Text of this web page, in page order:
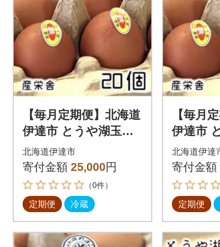
【毎月定期便】北海道
伊達市 とうや湖玉子
鉄 20個 入り全3回
北海道伊達市
寄付金額 25,000円
（0件）
定期便 冷蔵
【毎月
伊達市
鉄 20個
北海道伊達
寄付金額
定期便